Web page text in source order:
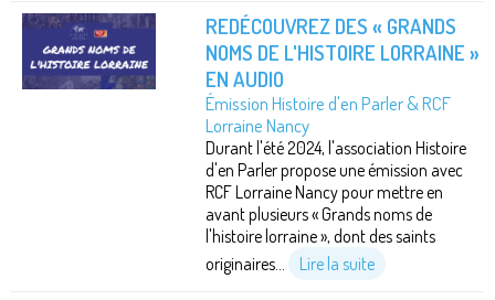
REDÉCOUVREZ DES « GRANDS
NOMS DE L'HISTOIRE LORRAINE »
EN AUDIO
Émission Histoire d'en Parler & RCF
Lorraine Nancy
Durant l'été 2024, l'association Histoire
d'en Parler propose une émission avec
RCF Lorraine Nancy pour mettre en
avant plusieurs « Grands noms de
l'histoire lorraine », dont des saints
originaires...
Lire la suite